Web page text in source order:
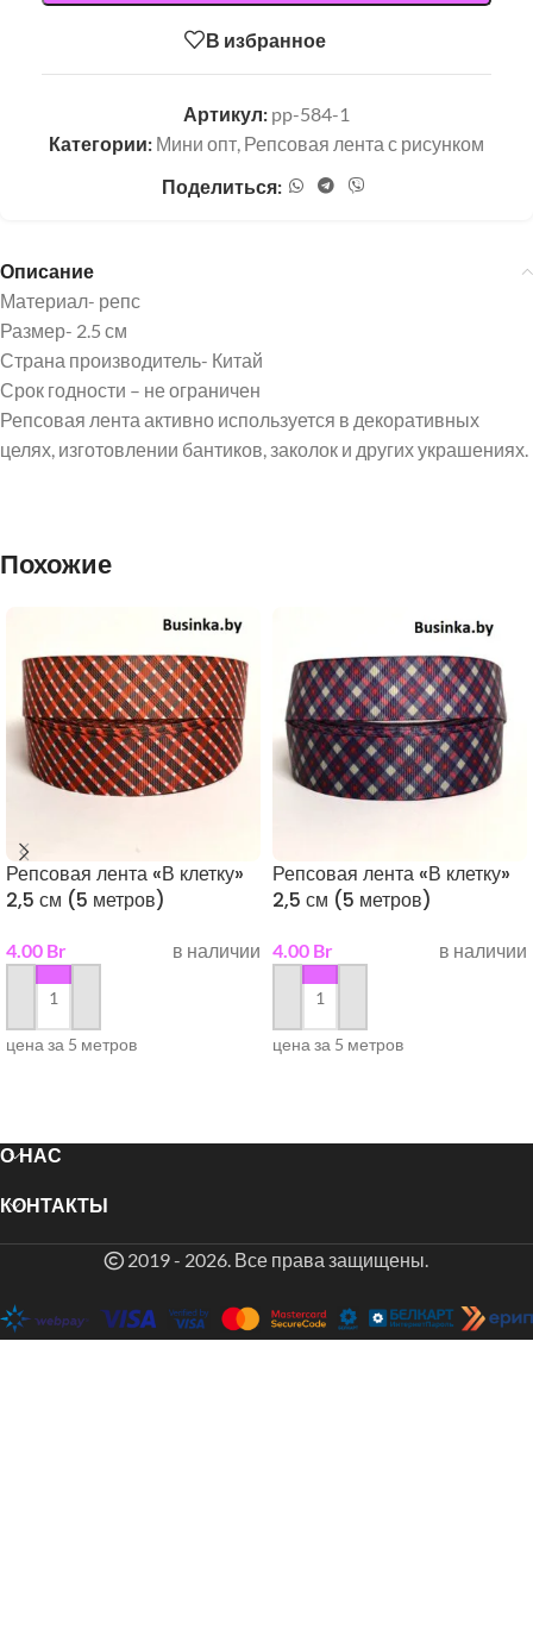
В избранное
Артикул: pp-584-1
Категории: Мини опт, Репсовая лента с рисунком
Поделиться:
Описание
Материал- репс
Размер- 2.5 см
Страна производитель- Китай
Срок годности – не ограничен
Репсовая лента активно используется в декоративных
целях, изготовлении бантиков, заколок и других украшениях.
Похожие
Репсовая лента «В клетку»
2,5 см (5 метров)
4.00 Br в наличии
в корзину
цена за 5 метров
Репсовая лента «В клетку»
2,5 см (5 метров)
4.00 Br в наличии
в корзину
цена за 5 метров
О НАС
КОНТАКТЫ
2019 - 2026. Все права защищены.